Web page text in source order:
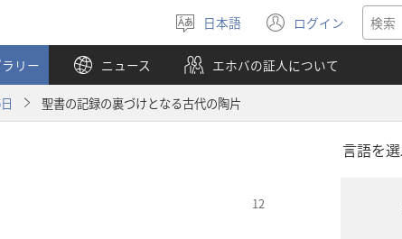
言
語
を
選
ぶ
日本語 ログイン
（新
し
い
タ
で
リー ニュース エホバの証人について
聖書の記録の裏づけとなる古代の陶片
言語を